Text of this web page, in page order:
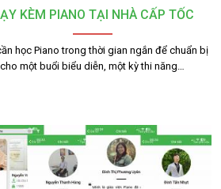
KÈM PIANO TẠI NHÀ CẤP TỐC
học Piano trong thời gian ngắn để chuẩn bị
cho một buổi biểu diễn, một kỳ thi năng…